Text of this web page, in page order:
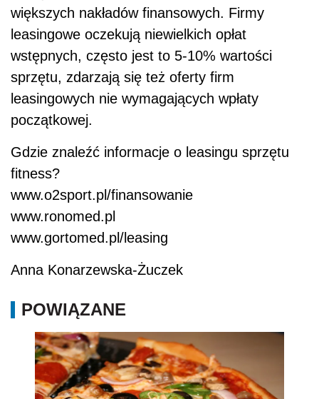
większych nakładów finansowych. Firmy
leasingowe oczekują niewielkich opłat
wstępnych, często jest to 5-10% wartości
sprzętu, zdarzają się też oferty firm
leasingowych nie wymagających wpłaty
początkowej.
Gdzie znaleźć informacje o leasingu sprzętu
fitness?
www.o2sport.pl/finansowanie
www.ronomed.pl
www.gortomed.pl/leasing
Anna Konarzewska-Żuczek
POWIĄZANE